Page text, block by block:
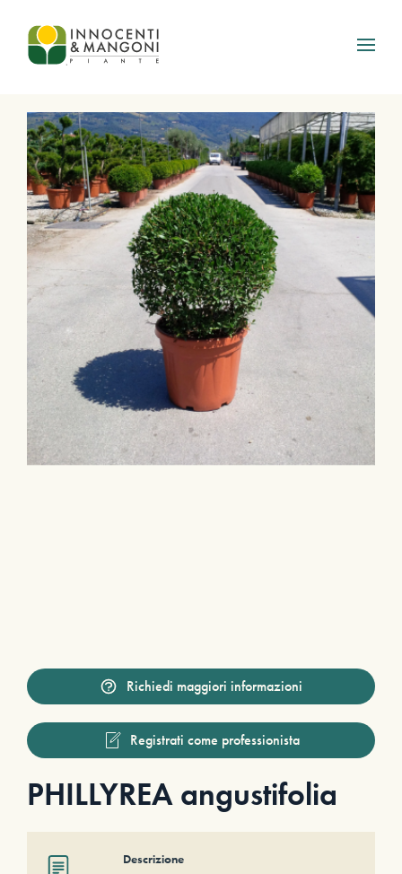
Skip to main content
Richiedi maggiori informazioni
Registrati come professionista
PHILLYREA angustifolia
Descrizione